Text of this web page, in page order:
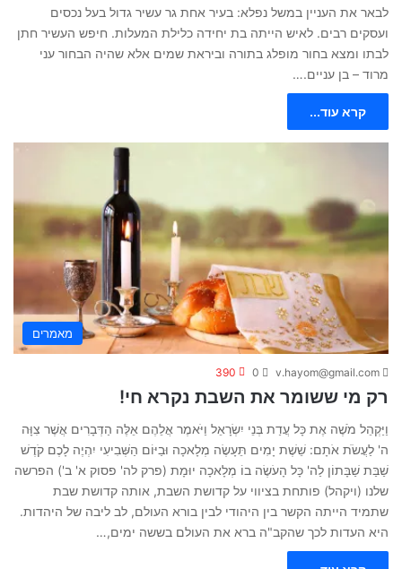
לבאר את העניין במשל נפלא: בעיר אחת גר עשיר גדול בעל נכסים
ועסקים רבים. לאיש הייתה בת יחידה כלילת המעלות. חיפש העשיר חתן
לבתו ומצא בחור מופלג בתורה וביראת שמים אלא שהיה הבחור עני
מרוד – בן עניים.…
קרא עוד...
מאמרים
v.hayom@gmail.com
0
390
רק מי ששומר את השבת נקרא חי!
וַיַּקְהֵל מֹשֶׁה אֶת כָּל עֲדַת בְּנֵי יִשְׂרָאֵל וַיֹּאמֶר אֲלֵהֶם אֵלֶּה הַדְּבָרִים אֲשֶׁר צִוָּה
ה' לַעֲשֹׂת אֹתָם: שֵׁשֶׁת יָמִים תֵּעָשֶׂה מְלָאכָה וּבַיּוֹם הַשְּׁבִיעִי יִהְיֶה לָכֶם קֹדֶשׁ
שַׁבַּת שַׁבָּתוֹן לַה' כָּל הָעֹשֶׂה בוֹ מְלָאכָה יוּמָת (פרק לה' פסוק א' ב') הפרשה
שלנו (ויקהל) פותחת בציווי על קדושת השבת, אותה קדושת שבת
שתמיד הייתה הקשר בין היהודי לבין בורא העולם, לב ליבה של היהדות.
היא העדות לכך שהקב"ה ברא את העולם בששה ימים,…